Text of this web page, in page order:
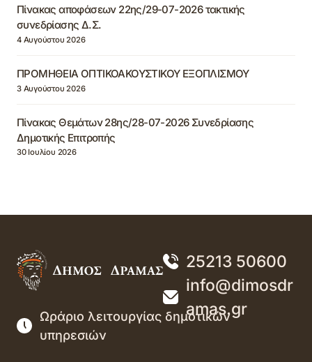
Πίνακας αποφάσεων 22ης/29-07-2026 τακτικής
συνεδρίασης Δ.Σ.
4 Αυγούστου 2026
ΠΡΟΜΗΘΕΙΑ ΟΠΤΙΚΟΑΚΟΥΣΤΙΚΟΥ ΕΞΟΠΛΙΣΜΟΥ
3 Αυγούστου 2026
Πίνακας Θεμάτων 28ης/28-07-2026 Συνεδρίασης
Δημοτικής Επιτροπής
30 Ιουλίου 2026
25213 50600
info@dimosdr
amas.gr
Ωράριο λειτουργίας δημοτικών
υπηρεσιών